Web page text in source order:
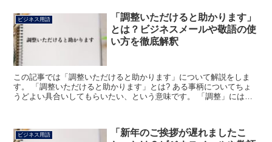
ビジネス用語
「調整いただけると助かります」
とは？ビジネスメールや敬語の使
い方を徹底解釈
この記事では「調整いただけると助かります」について解説をしま
す。 「調整いただけると助かります」とは? ある事柄についてちょ
うどよい具合いしてもらいたい、という意味です。 「調整」には、
ビジネス用語
「新年のご挨拶が遅れましたこ